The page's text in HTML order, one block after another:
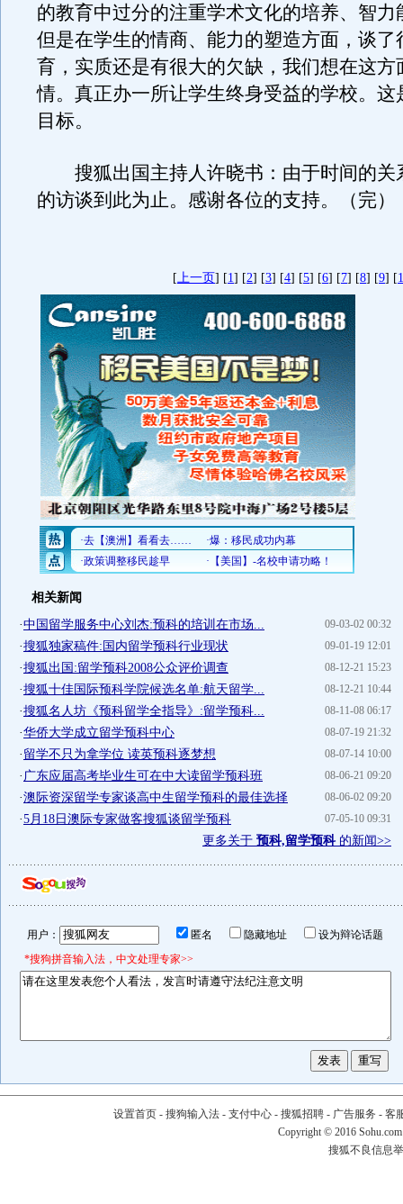
的教育中过分的注重学术文化的培养、智力
但是在学生的情商、能力的塑造方面，谈了
育，实质还是有很大的欠缺，我们想在这方
情。真正办一所让学生终身受益的学校。这
目标。
搜狐出国主持人许晓书：由于时间的关
的访谈到此为止。感谢各位的支持。（完）
[上一页] [1] [2] [3] [4] [5] [6] [7] [8] [9] [
相关新闻
09-03-02 00:32
·中国留学服务中心刘杰:预科的培训在市场...
09-01-19 12:01
·搜狐独家稿件:国内留学预科行业现状
08-12-21 15:23
·搜狐出国:留学预科2008公众评价调查
08-12-21 10:44
·搜狐十佳国际预科学院候选名单:航天留学...
08-11-08 06:17
·搜狐名人坊《预科留学全指导》:留学预科...
08-07-19 21:32
·华侨大学成立留学预科中心
08-07-14 10:00
·留学不只为拿学位 读英预科逐梦想
08-06-21 09:20
· 广东应届高考毕业生可在中大读留学预科班
08-06-02 09:20
·澳际资深留学专家谈高中生留学预科的最佳选择
07-05-10 09:31
·5月18日澳际专家做客搜狐谈留学预科
更多关于 预科,留学预科的新闻>>
用户： 匿名 隐藏地址
设为辩论话题
*搜狗拼音输入法，中文处理专家>>
设置首页- 搜狗输入法- 支付中心- 搜狐招聘- 广告服务 - 客
Copyright © 2016
搜狐不良信息